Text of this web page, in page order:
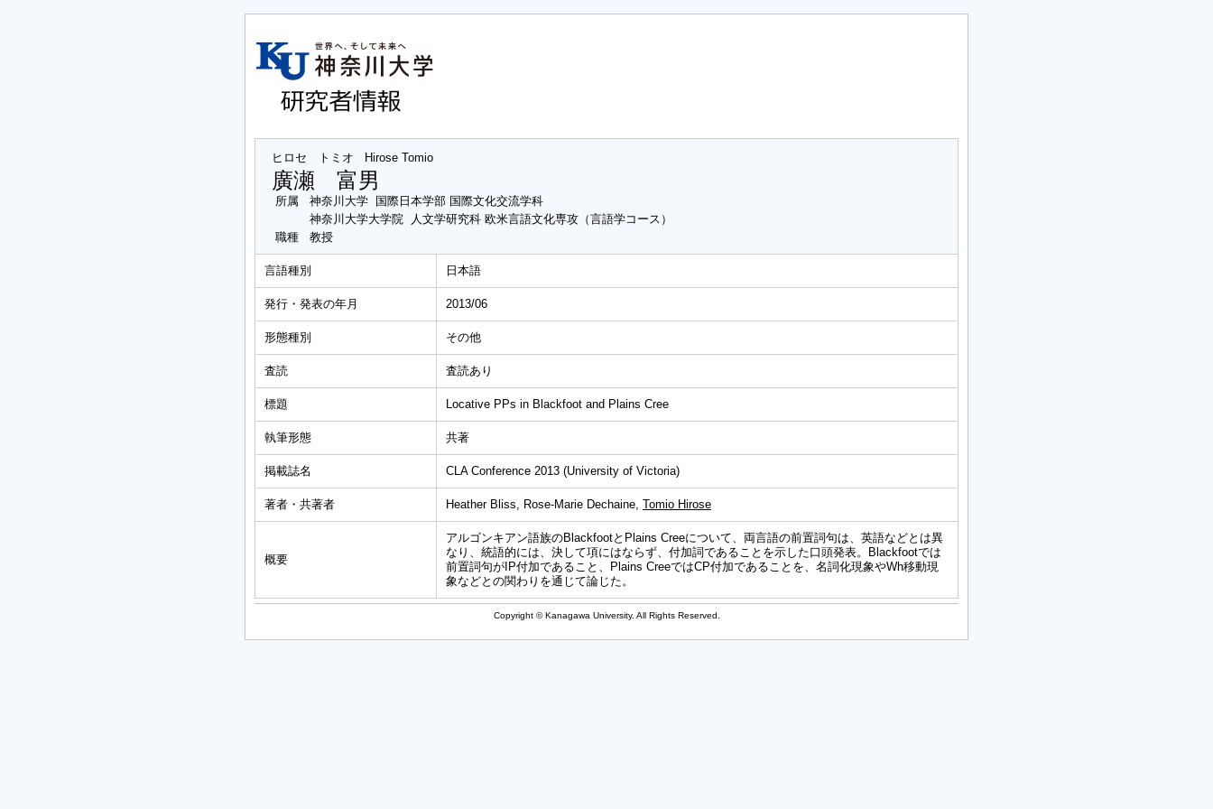
ヒロセ トミオ Hirose Tomio
廣瀬 富男
所属
神奈川大学 国際日本学部 国際文化交流学科
神奈川大学大学院 人文学研究科 欧米言語文化専攻（言語学コース）
職種
教授
言語種別 日本語
発行・発表の年月 2013/06
形態種別 その他
査読 査読あり
標題 Locative PPs in Blackfoot and Plains Cree
執筆形態 共著
掲載誌名 CLA Conference 2013 (University of Victoria)
著者・共著者 Heather Bliss, Rose-Marie Dechaine, Tomio Hirose
概要
アルゴンキアン語族のBlackfootとPlains Creeについて、両言語の前置詞句は、英語などとは異
なり、統語的には、決して項にはならず、付加詞であることを示した口頭発表。Blackfootでは
前置詞句がIP付加であること、Plains CreeではCP付加であることを、名詞化現象やWh移動現
象などとの関わりを通じて論じた。
Copyright © Kanagawa University. All Rights Reserved.